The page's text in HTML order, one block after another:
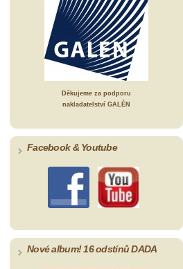
Děkujeme za podporu
nakladatelství GALÉN
Facebook & Youtube
Nové album! 16 odstínů DADA